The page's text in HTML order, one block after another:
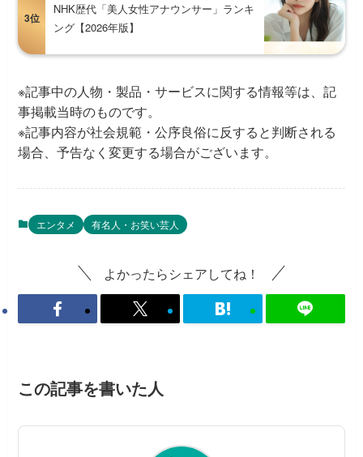
3位
NHK歴代「美人女性アナウンサー」ランキ
ング【2026年版】
※記事中の人物・製品・サービスに関する情報等は、記
事掲載当時のものです。
※記事内容が社会規範・公序良俗に反すると判断される
場合、予告なく変更する場合がございます。
エンタメ 有名人・お笑い芸人
よかったらシェアしてね！
この記事を書いた人